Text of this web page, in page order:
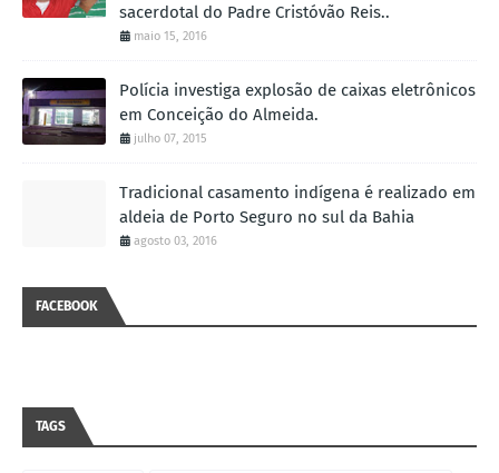
sacerdotal do Padre Cristóvão Reis..
maio 15, 2016
Polícia investiga explosão de caixas eletrônicos
em Conceição do Almeida.
julho 07, 2015
Tradicional casamento indígena é realizado em
aldeia de Porto Seguro no sul da Bahia
agosto 03, 2016
FACEBOOK
TAGS